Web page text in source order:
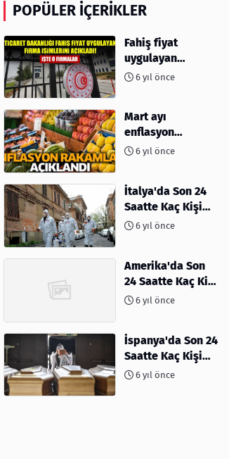
POPÜLER İÇERIKLER
Fahiş fiyat
uygulayan
firmalar açıklandı
6 yıl önce
Mart ayı
enflasyon
rakamları
6 yıl önce
İtalya'da Son 24
Saatte Kaç Kişi
Öldü6 yıl önce
Amerika'da Son
24 Saatte Kaç Kişi
Öldü - 06 Nisan
6 yıl önce
İspanya'da Son 24
Saatte Kaç Kişi
Öldü6 yıl önce